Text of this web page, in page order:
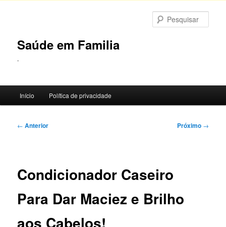
principalSaúde em Familia
.
principal
Início Política de privacidade
Navegação
← Anterior Próximo →
Condicionador Caseiro
Para Dar Maciez e Brilho